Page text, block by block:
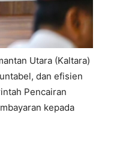
Utara (Kaltara)
dan efisien
Pencairan
kepada